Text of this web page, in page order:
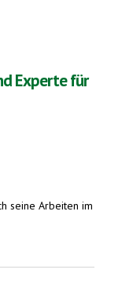
Experte für
seine Arbeiten im